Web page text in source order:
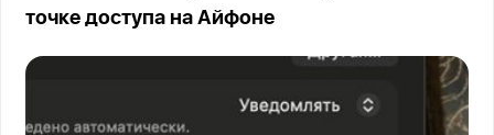
точке доступа на Айфоне